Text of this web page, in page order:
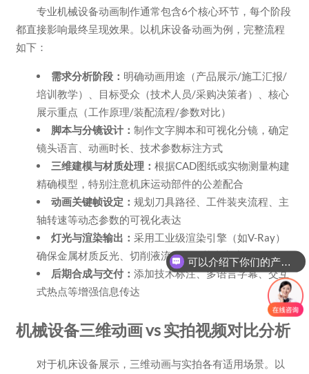
专业机械设备动画制作通常包含6个核心环节，每个阶段
都直接影响最终呈现效果。以机床设备动画为例，完整流程
如下：
需求分析阶段： 明确动画用途（产品展示/施工汇报/
培训教学）、目标受众（技术人员/采购决策者）、核心
展示重点（工作原理/装配流程/参数对比）
脚本与分镜设计： 制作文字脚本和可视化分镜，确定
镜头语言、动画时长、技术参数标注方式
三维建模与材质处理： 根据CAD图纸或实物测量构建
精确模型，特别注意机床运动部件的公差配合
动画关键帧设定： 规划刀具路径、工件装夹流程、主
轴转速等动态参数的可视化表达
灯光与渲染输出： 采用工业级渲染引擎（如V-Ray）
确保金属材质反光、切削液流动等细节真实度
后期合成与交付： 添加技术标注、多语言字幕、交互
式热点等增强信息传达
机械设备三维动画 vs 实拍视频对比分析
对于机床设备展示，三维动画与实拍各有适用场景。以
可以介绍下你们的产品么